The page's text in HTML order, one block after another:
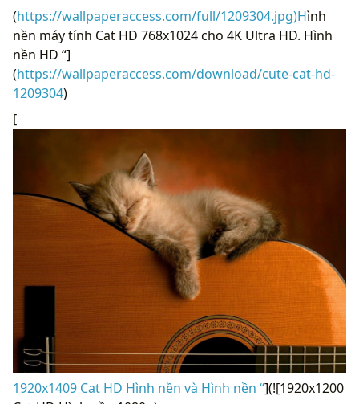
(https://wallpaperaccess.com/full/1209304.jpg)Hình
nền máy tính Cat HD 768x1024 cho 4K Ultra HD. Hình
nền HD “]
(https://wallpaperaccess.com/download/cute-cat-hd-
1209304)
[
1920x1409 Cat HD Hình nền và Hình nền “](![1920x1200